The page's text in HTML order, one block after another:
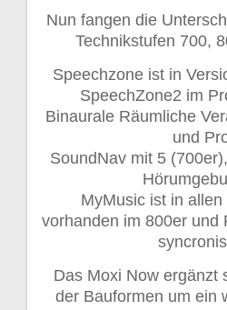
Nun fangen die
Technikstufen 700,
Speechzone ist in
SpeechZone2 im
Binaurale Räumliche
und
SoundNav mit 5
MyMusic ist in allen
vorhanden im 800er und
Das Moxi Now ergänzt
der Bauformen um ein